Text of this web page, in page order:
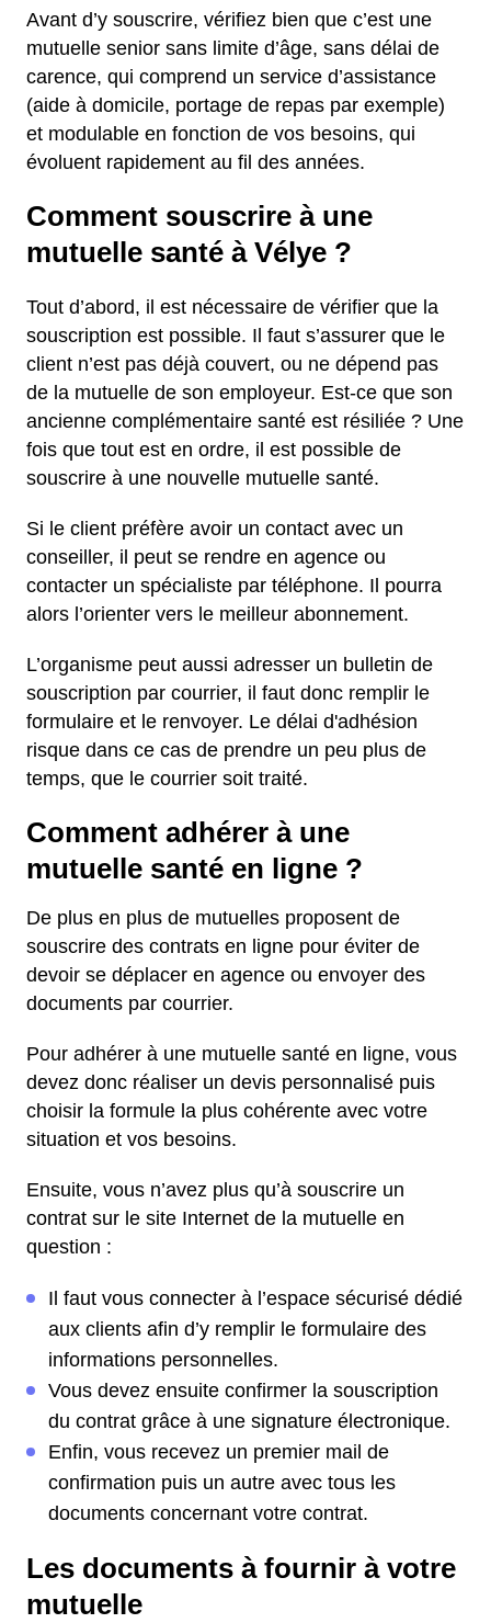
Avant d’y souscrire, vérifiez bien que c’est une
mutuelle senior sans limite d’âge, sans délai de
carence, qui comprend un service d’assistance
(aide à domicile, portage de repas par exemple)
et modulable en fonction de vos besoins, qui
évoluent rapidement au fil des années.
Comment souscrire à une
mutuelle santé à Vélye ?
Tout d’abord, il est nécessaire de vérifier que la
souscription est possible. Il faut s’assurer que le
client n’est pas déjà couvert, ou ne dépend pas
de la mutuelle de son employeur. Est-ce que son
ancienne complémentaire santé est résiliée ? Une
fois que tout est en ordre, il est possible de
souscrire à une nouvelle mutuelle santé.
Si le client préfère avoir un contact avec un
conseiller, il peut se rendre en agence ou
contacter un spécialiste par téléphone. Il pourra
alors l’orienter vers le meilleur abonnement.
L’organisme peut aussi adresser un bulletin de
souscription par courrier, il faut donc remplir le
formulaire et le renvoyer. Le délai d'adhésion
risque dans ce cas de prendre un peu plus de
temps, que le courrier soit traité.
Comment adhérer à une
mutuelle santé en ligne ?
De plus en plus de mutuelles proposent de
souscrire des contrats en ligne pour éviter de
devoir se déplacer en agence ou envoyer des
documents par courrier.
Pour adhérer à une mutuelle santé en ligne, vous
devez donc réaliser un devis personnalisé puis
choisir la formule la plus cohérente avec votre
situation et vos besoins.
Ensuite, vous n’avez plus qu’à souscrire un
contrat sur le site Internet de la mutuelle en
question :
Il faut vous connecter à l’espace sécurisé dédié
aux clients afin d’y remplir le formulaire des
informations personnelles.
Vous devez ensuite confirmer la souscription
du contrat grâce à une signature électronique.
Enfin, vous recevez un premier mail de
confirmation puis un autre avec tous les
documents concernant votre contrat.
Les documents à fournir à votre
mutuelle